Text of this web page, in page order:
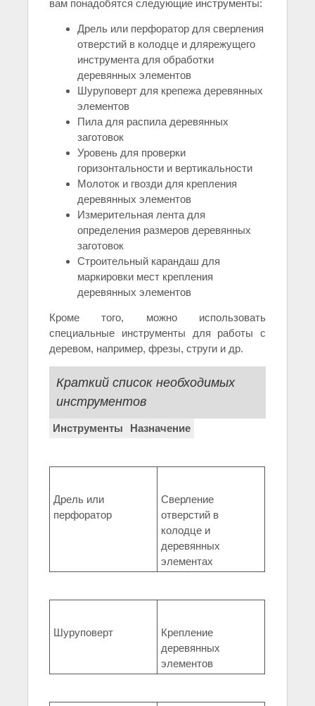
вам понадобятся следующие инструменты:
Дрель или перфоратор для сверления
отверстий в колодце и длярежущего
инструмента для обработки
деревянных элементов
Шуруповерт для крепежа деревянных
элементов
Пила для распила деревянных
заготовок
Уровень для проверки
горизонтальности и вертикальности
Молоток и гвозди для крепления
деревянных элементов
Измерительная лента для
определения размеров деревянных
заготовок
Строительный карандаш для
маркировки мест крепления
деревянных элементов
Кроме того, можно использовать
специальные инструменты для работы с
деревом, например, фрезы, струги и др.
Краткий список необходимых
инструментов
Инструменты Назначение
Дрель или
перфоратор
Сверление
отверстий в
колодце и
деревянных
элементах
Шуруповерт
Крепление
деревянных
элементов